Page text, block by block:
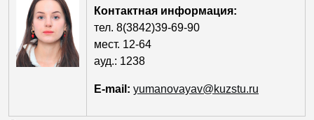
Контактная информация:
тел. 8(3842)39-69-90
мест. 12-64
ауд.: 1238
E-mail: yumanovayav@kuzstu.ru